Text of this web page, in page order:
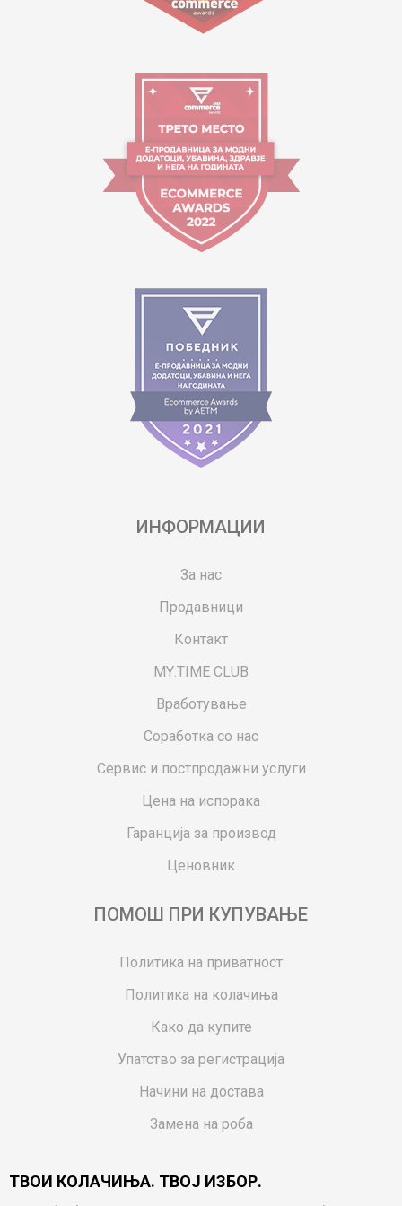
ИНФОРМАЦИИ
За нас
Продавници
Контакт
MY:TIME CLUB
Вработување
Соработка со нас
Сервис и постпродажни услуги
Цена на испорака
Гаранција за производ
Ценовник
ПОМОШ ПРИ КУПУВАЊЕ
Политика на приватност
Политика на колачиња
Како да купите
Упатство за регистрација
Начини на достава
Замена на роба
Ваучери
ТВОИ КОЛАЧИЊА. ТВОЈ ИЗБОР.